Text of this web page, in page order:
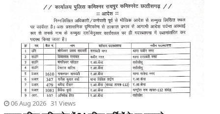
06 Aug 2026 31 Views
रायपुर पुलिस कमिश्नरेट में 34 पुलिस कर्मियों के हुए तबादले